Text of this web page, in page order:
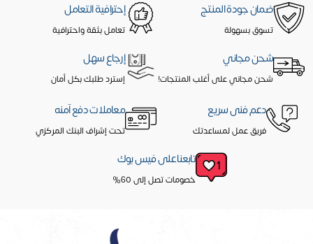
ضمان جودة المنتج
تسوق بسهولة
إحترافية التعامل
تعامل بثقة واحترافية
شحن مجاني
شحن مجاني على أغلب المنتجات!
إرجاع سهل
إسترد طلبك بكل أمان
دعم فنى سريع
فريق عمل لمساعدتك
معاملات دفع آمنه
تحت إشراف البنك المركزي
تابعنا على فيس بوك
خصومات تصل إلى 60%